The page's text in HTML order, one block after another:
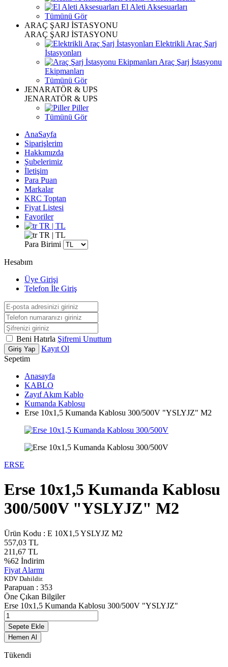
El Aleti Aksesuarları
Tümünü Gör
ARAÇ ŞARJ İSTASYONU
ARAÇ ŞARJ İSTASYONU
Elektrikli Araç Şarj
İstasyonları
Araç Şarj İstasyonu
Ekipmanları
Tümünü Gör
JENARATÖR & UPS
JENARATÖR & UPS
Piller
Tümünü Gör
AnaSayfa
Siparişlerim
Hakkımızda
Şubelerimiz
İletişim
Para Puan
Markalar
KRC Toptan
Fiyat Listesi
Favoriler
TR | TL
TR | TL
Para Birimi
Hesabım
Üye Girişi
Telefon İle Giriş
Beni Hatırla Şifremi Unuttum
Giriş Yap
Kayıt Ol
Sepetim
Anasayfa
KABLO
Zayıf Akım Kablo
Kumanda Kablosu
Erse 10x1,5 Kumanda Kablosu 300/500V "YSLYJZ" M2
ERSE
Erse 10x1,5 Kumanda Kablosu
300/500V "YSLYJZ" M2
Ürün Kodu : E 10X1,5 YSLYJZ M2
557,03 TL
211,67 TL
%62 İndirim
Fiyat Alarmı
KDV Dahildir.
Parapuan : 353
Öne Çıkan Bilgiler
Erse 10x1,5 Kumanda Kablosu 300/500V "YSLYJZ"
Sepete Ekle
Hemen Al
Tükendi